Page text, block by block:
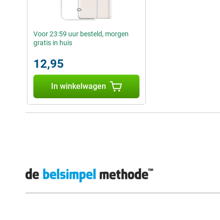
Voor 23:59 uur besteld, morgen
gratis in huis
12,95
In winkelwagen